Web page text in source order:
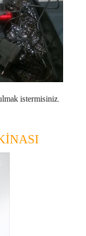
istermisiniz.